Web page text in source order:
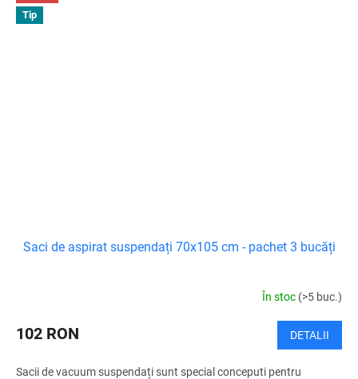
Tip
Saci de aspirat suspendați 70x105 cm - pachet 3 bucăți
În stoc (>5 buc.)
102 RON DETALII
Sacii de vacuum suspendați sunt special conceputi pentru